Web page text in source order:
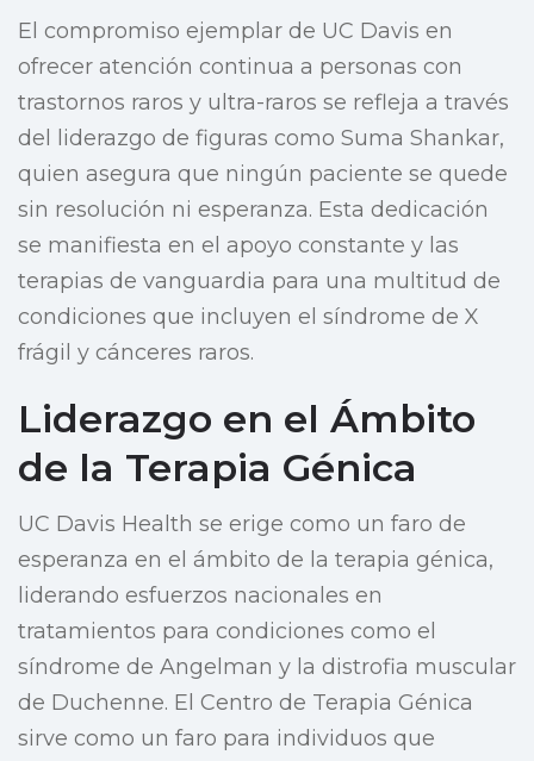
El compromiso ejemplar de UC Davis en
ofrecer atención continua a personas con
trastornos raros y ultra-raros se refleja a través
del liderazgo de figuras como Suma Shankar,
quien asegura que ningún paciente se quede
sin resolución ni esperanza. Esta dedicación
se manifiesta en el apoyo constante y las
terapias de vanguardia para una multitud de
condiciones que incluyen el síndrome de X
frágil y cánceres raros.
Liderazgo en el Ámbito
de la Terapia Génica
UC Davis Health se erige como un faro de
esperanza en el ámbito de la terapia génica,
liderando esfuerzos nacionales en
tratamientos para condiciones como el
síndrome de Angelman y la distrofia muscular
de Duchenne. El Centro de Terapia Génica
sirve como un faro para individuos que